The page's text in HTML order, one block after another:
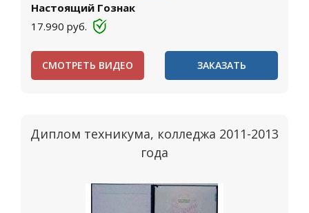
Настоящий Гознак
17.990 руб.
СМОТРЕТЬ ВИДЕО ЗАКАЗАТЬ
Диплом техникума, колледжа 2011-2013
года